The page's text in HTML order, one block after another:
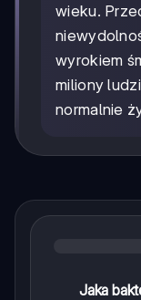
wieku.
wyrokiem
miliony
normalnie
Jaka